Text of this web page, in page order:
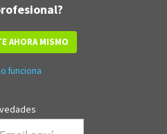
AHORA MISMO
funciona